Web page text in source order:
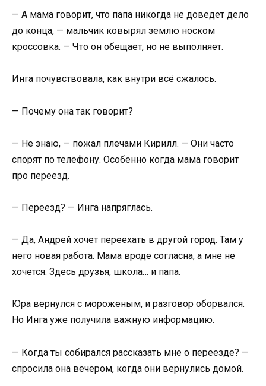
— А мама говорит, что папа никогда не доведет дело
до конца, — мальчик ковырял землю носком
кроссовка. — Что он обещает, но не выполняет.
Инга почувствовала, как внутри всё сжалось.
— Почему она так говорит?
— Не знаю, — пожал плечами Кирилл. — Они часто
спорят по телефону. Особенно когда мама говорит
про переезд.
— Переезд? — Инга напряглась.
— Да, Андрей хочет переехать в другой город. Там у
него новая работа. Мама вроде согласна, а мне не
хочется. Здесь друзья, школа… и папа.
Юра вернулся с мороженым, и разговор оборвался.
Но Инга уже получила важную информацию.
— Когда ты собирался рассказать мне о переезде? —
спросила она вечером, когда они вернулись домой.